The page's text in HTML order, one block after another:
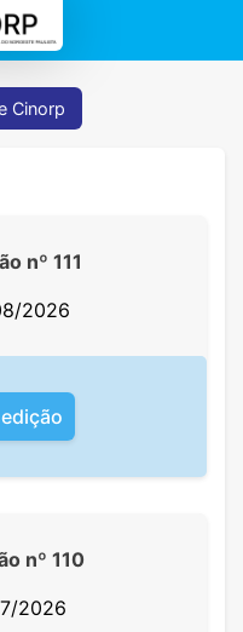
Cinorp
nº 111
2026
nº 110
2026